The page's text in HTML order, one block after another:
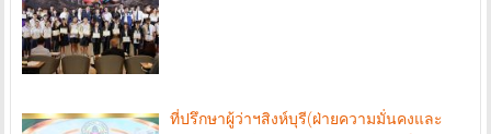
ที่ปรึกษาผู้ว่าฯสิงห์บุรี(ฝ่ายความมั่นคงและ